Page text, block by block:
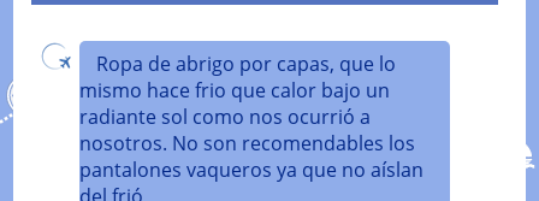
Ropa de abrigo por capas, que lo
mismo hace frio que calor bajo un
radiante sol como nos ocurrió a
nosotros. No son recomendables los
pantalones vaqueros ya que no aíslan